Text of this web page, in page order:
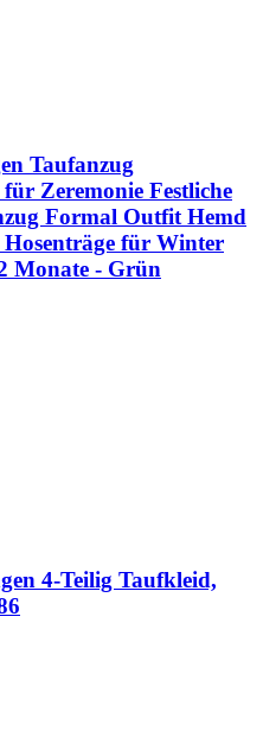
Taufanzug
Zeremonie Festliche
Formal Outfit Hemd
für Winter
Monate - Grün
4-Teilig Taufkleid,